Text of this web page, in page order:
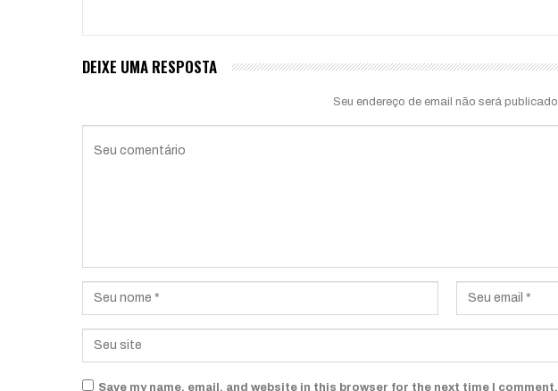
DEIXE UMA RESPOSTA
Seu endereço de email não será publicado.
Save my name, email, and website in this browser for the next time I comment.